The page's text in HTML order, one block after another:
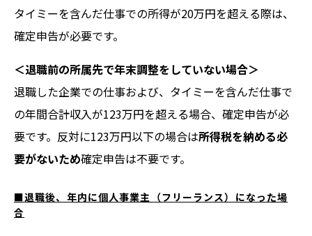
タイミーを含んだ仕事での所得が20万円を超える際は、
確定申告が必要です。
＜退職前の所属先で年末調整をしていない場合＞
退職した企業での仕事および、タイミーを含んだ仕事で
の年間合計収入が123万円を超える場合、確定申告が必
要です。反対に123万円以下の場合は所得税を納める必
要がないため確定申告は不要です。
■退職後、年内に個人事業主（フリーランス）になった場
合